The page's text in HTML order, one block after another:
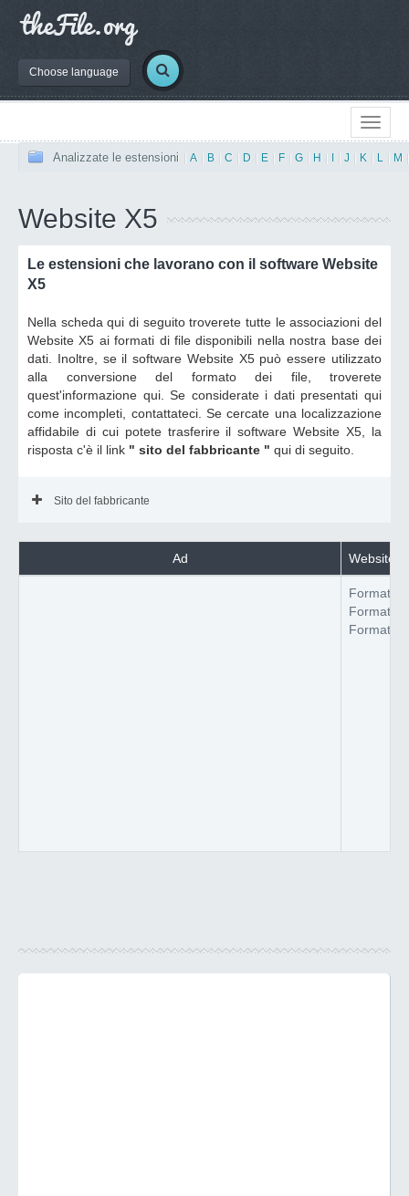
Choose language
Analizzate le estensioni A B C D E F G H J K L M
Website X5
Le estensioni che lavorano con il software Website
X5
Nella scheda qui di seguito troverete tutte le associazioni del
Website X5 ai formati di file disponibili nella nostra base dei
dati. Inoltre, se il software Website X5 può essere utilizzato
alla conversione del formato dei file, troverete
quest'informazione qui. Se considerate i dati presentati qui
come incompleti, contattateci. Se cercate una localizzazione
affidabile di cui potete trasferire il software Website X5, la
risposta c'è il link " sito del fabbricante " qui di seguito.
Sito del fabbricante
Ad Website
Formato
Formato
Formato